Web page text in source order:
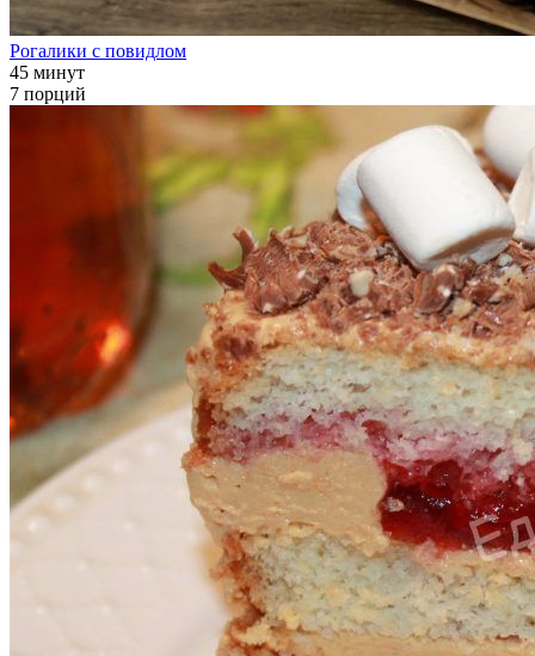
Рогалики с повидлом
45 минут
7 порций